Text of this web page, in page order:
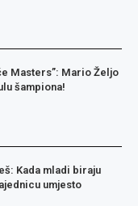
Masters”: Mario Željo
šampiona!
Kada mladi biraju
umjesto